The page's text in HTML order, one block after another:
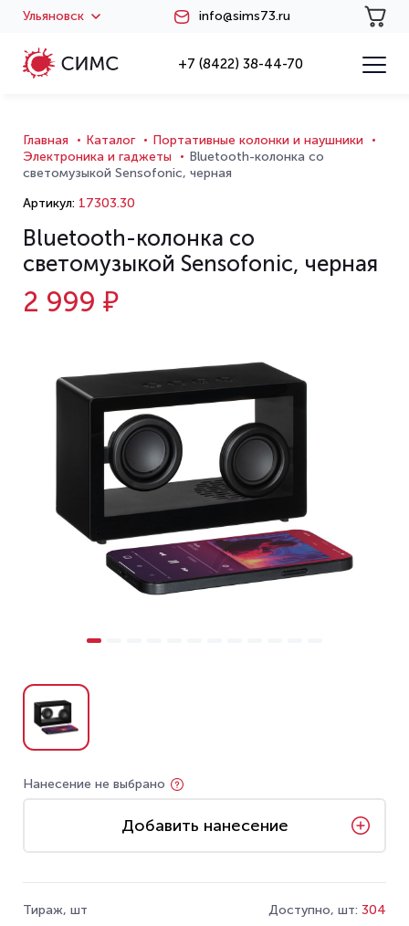
Ульяновск info@sims73.ru
+7 (8422) 38-44-70
Главная Каталог
Портативные колонки и наушники
Электроника и гаджеты
Bluetooth-колонка со
светомузыкой Sensofonic, черная
Артикул: 17303.30
Bluetooth-колонка со
светомузыкой Sensofonic, черная
2 999 ₽
Нанесение не выбрано
Добавить нанесение
Тираж, шт Доступно, шт: 304